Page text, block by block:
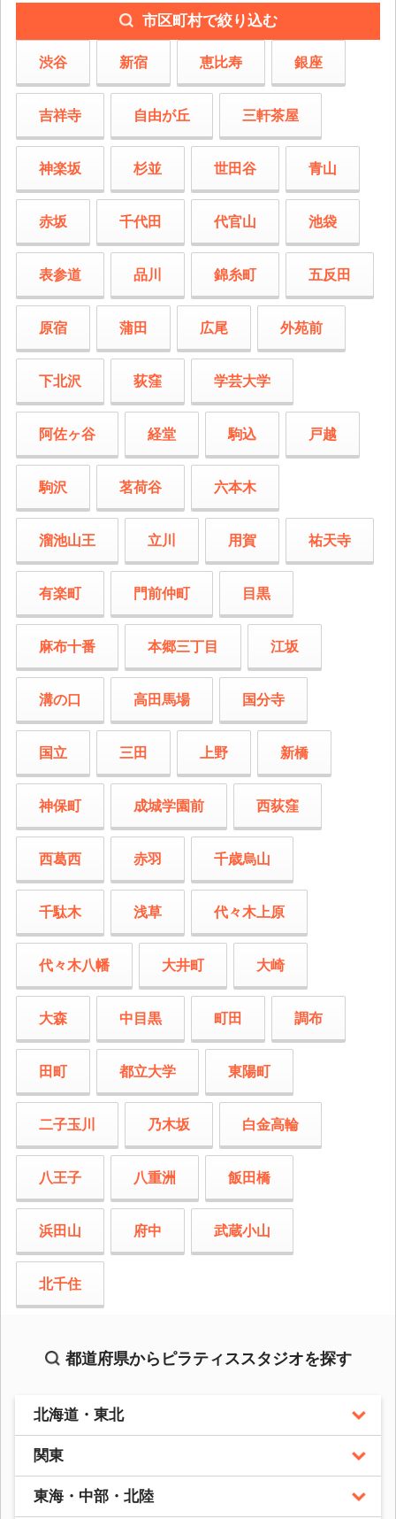
市区町村で絞り込む
渋谷 新宿 恵比寿 銀座
吉祥寺 自由が丘 三軒茶屋
神楽坂 杉並 世田谷 青山
赤坂 千代田 代官山 池袋
表参道 品川 錦糸町 五反田
原宿 蒲田 広尾 外苑前
下北沢 荻窪 学芸大学
阿佐ヶ谷 経堂 駒込 戸越
駒沢 茗荷谷 六本木
溜池山王 立川 用賀 祐天寺
有楽町 門前仲町 目黒
麻布十番 本郷三丁目 江坂
溝の口 高田馬場 国分寺
国立 三田 上野 新橋
神保町 成城学園前 西荻窪
西葛西 赤羽 千歳烏山
千駄木 浅草 代々木上原
代々木八幡 大井町 大崎
大森 中目黒 町田 調布
田町 都立大学 東陽町
二子玉川 乃木坂 白金高輪
八王子 八重洲 飯田橋
浜田山 府中 武蔵小山
北千住
都道府県からピラティススタジオを探す
北海道・東北
関東
東海・中部・北陸